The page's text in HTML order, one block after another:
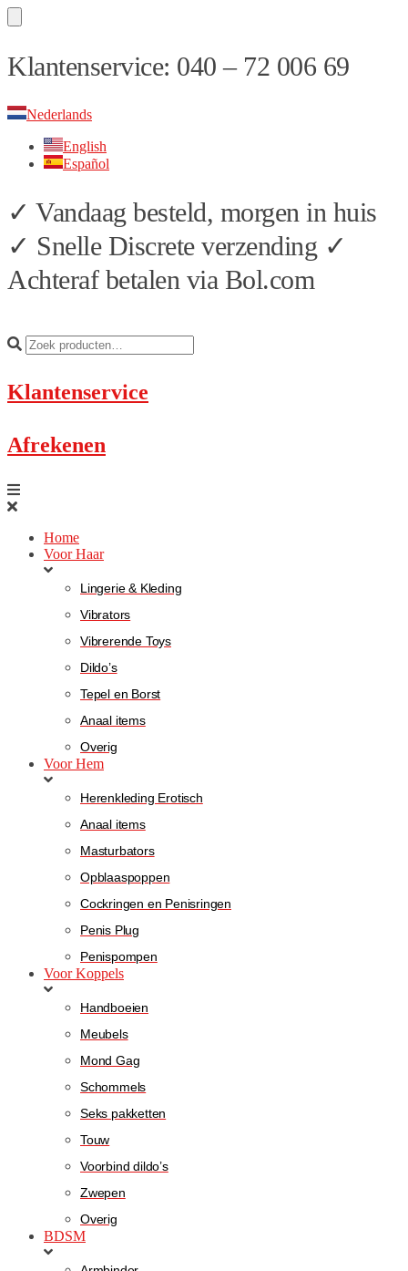
Skip
to
Skip
to
Klantenservice: 040 – 72 006 69
Nederlands
English
Español
✓ Vandaag besteld, morgen in huis
✓ Snelle Discrete verzending ✓
Achteraf betalen via Bol.com
Klantenservice
Afrekenen
Home
Voor Haar
Lingerie & Kleding
Vibrators
Vibrerende Toys
Dildo’s
Tepel en Borst
Anaal items
Overig
Voor Hem
Herenkleding Erotisch
Anaal items
Masturbators
Opblaaspoppen
Cockringen en Penisringen
Penis Plug
Penispompen
Voor Koppels
Handboeien
Meubels
Mond Gag
Schommels
Seks pakketten
Touw
Voorbind dildo’s
Zwepen
Overig
BDSM